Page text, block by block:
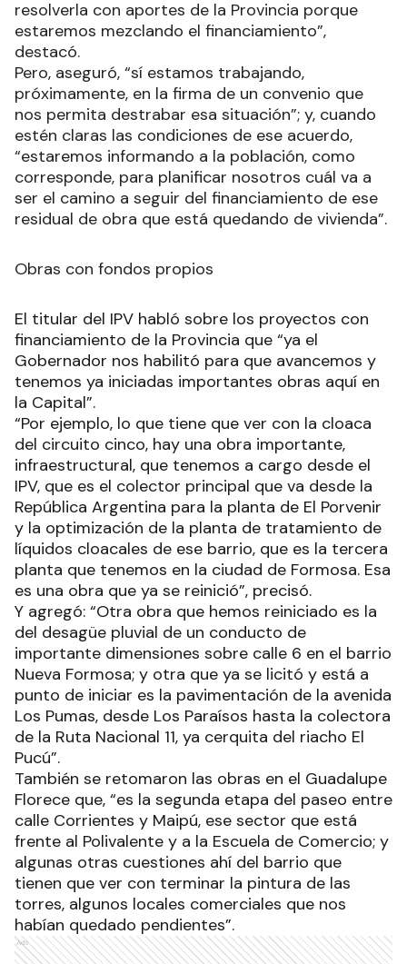
resolverla con aportes de la Provincia porque
estaremos mezclando el financiamiento”,
destacó.
Pero, aseguró, “sí estamos trabajando,
próximamente, en la firma de un convenio que
nos permita destrabar esa situación”; y, cuando
estén claras las condiciones de ese acuerdo,
“estaremos informando a la población, como
corresponde, para planificar nosotros cuál va a
ser el camino a seguir del financiamiento de ese
residual de obra que está quedando de vivienda”.
Obras con fondos propios
El titular del IPV habló sobre los proyectos con
financiamiento de la Provincia que “ya el
Gobernador nos habilitó para que avancemos y
tenemos ya iniciadas importantes obras aquí en
la Capital”.
“Por ejemplo, lo que tiene que ver con la cloaca
del circuito cinco, hay una obra importante,
infraestructural, que tenemos a cargo desde el
IPV, que es el colector principal que va desde la
República Argentina para la planta de El Porvenir
y la optimización de la planta de tratamiento de
líquidos cloacales de ese barrio, que es la tercera
planta que tenemos en la ciudad de Formosa. Esa
es una obra que ya se reinició”, precisó.
Y agregó: “Otra obra que hemos reiniciado es la
del desagüe pluvial de un conducto de
importante dimensiones sobre calle 6 en el barrio
Nueva Formosa; y otra que ya se licitó y está a
punto de iniciar es la pavimentación de la avenida
Los Pumas, desde Los Paraísos hasta la colectora
de la Ruta Nacional 11, ya cerquita del riacho El
Pucú”.
También se retomaron las obras en el Guadalupe
Florece que, “es la segunda etapa del paseo entre
calle Corrientes y Maipú, ese sector que está
frente al Polivalente y a la Escuela de Comercio; y
algunas otras cuestiones ahí del barrio que
tienen que ver con terminar la pintura de las
torres, algunos locales comerciales que nos
habían quedado pendientes”.
Ads